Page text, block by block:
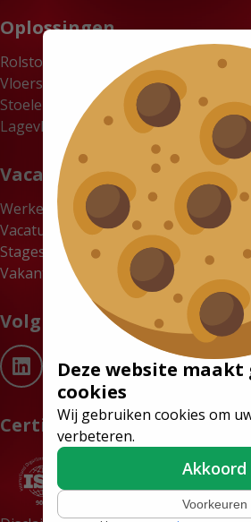
Oplossingen
Rolstoelbussen
Vloersystemen
Stoelen
Lagevloerbussen
Vacatures
Werken bij Tribus
Vacatures
Stages
Vakantiewerk gezocht? Verdien tot
Certificaten
Volg ons
Deze website
cookies
Wij gebruiken cookies om
verbeteren.
Akkoord
Voorkeuren